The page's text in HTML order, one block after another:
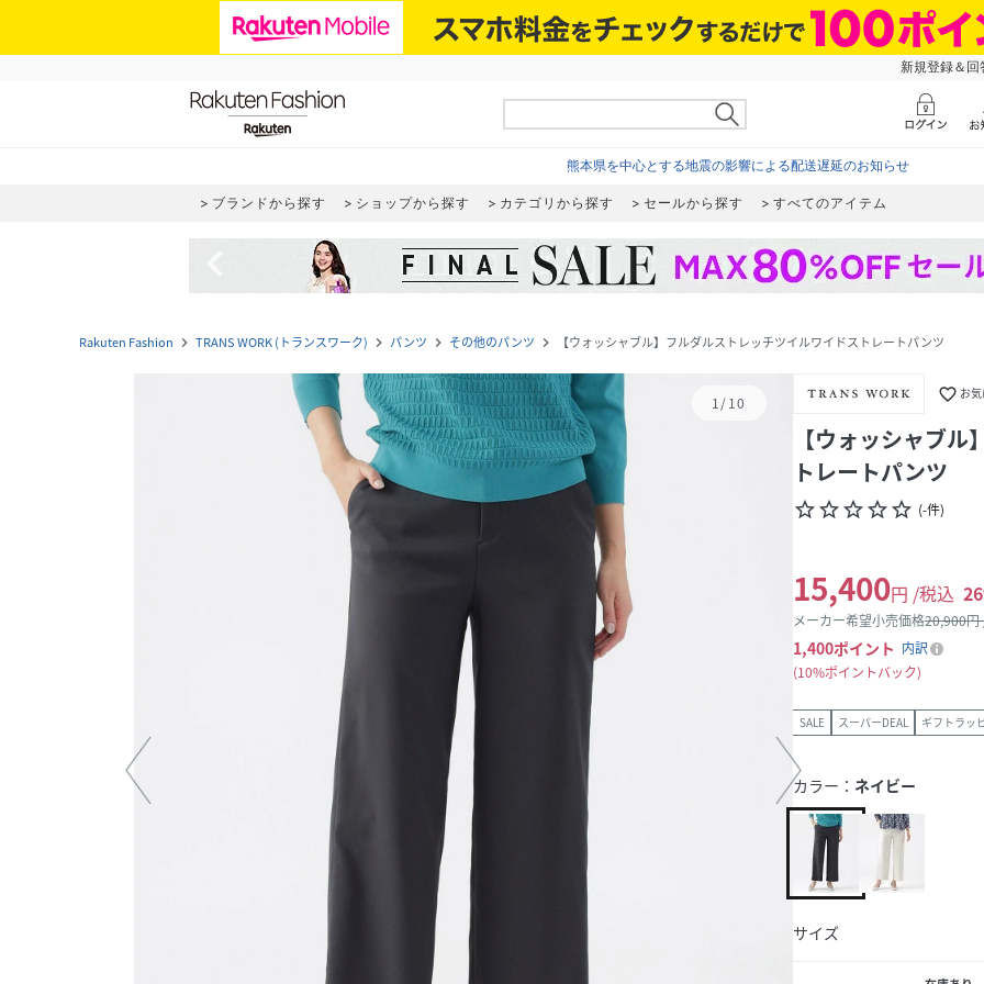
新規登録＆
熊本県を中心とする地震の影響による配送遅延のお知らせ
ブランドから探す ショップから探す カテゴリから探す セールから探す すべてのアイテム
Rakuten Fashion navigate_next TRANS WORK (トランスワーク) navigate_next パンツ navigate_next その他のパンツ navigate_next 【ウォッシャブル】フルダルストレッチツイルワイドストレートパンツ
1/10 favorite_border お
【ウォッシャブ
トレートパンツ
star_borderstar_borderstar_borderstar_borderstar_border (-件)
15,400円 /税込 26
メーカー希望小売価格20,900円
1,400ポイント 内訳
10%ポイントバック
SALE スーパーDEAL ギフトラッ
カラー： ネイビー
サイズ